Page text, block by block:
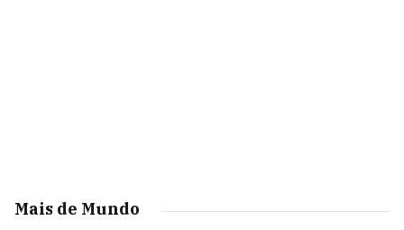
Mais de Mundo